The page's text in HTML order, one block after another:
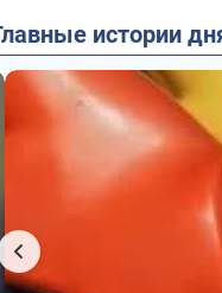
Главные истории